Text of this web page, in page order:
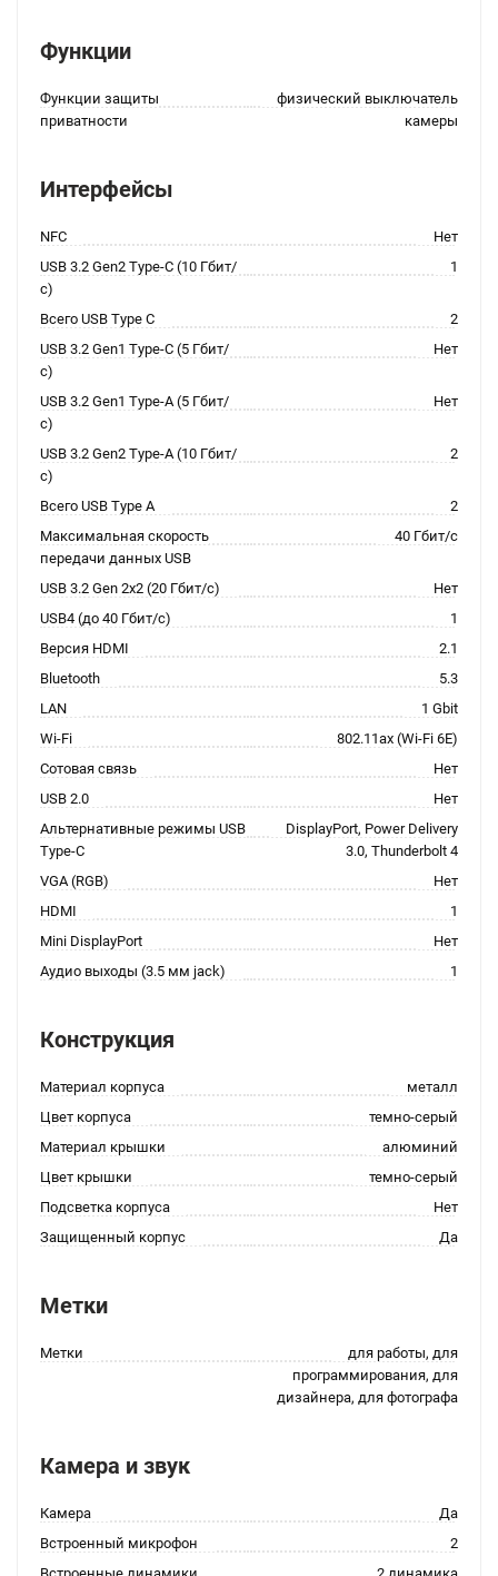
Функции
Функции защиты
приватности
физический выключатель
камеры
Интерфейсы
NFC
Нет
USB 3.2 Gen2 Type-C (10 Гбит/
с)
1
Всего USB Type C
2
USB 3.2 Gen1 Type-C (5 Гбит/
с)
Нет
USB 3.2 Gen1 Type-A (5 Гбит/
с)
Нет
USB 3.2 Gen2 Type-A (10 Гбит/
с)
2
Всего USB Type A
2
Максимальная скорость
передачи данных USB
40 Гбит/с
USB 3.2 Gen 2x2 (20 Гбит/с)
Нет
USB4 (до 40 Гбит/с)
1
Версия HDMI
2.1
Bluetooth
5.3
LAN
1 Gbit
Wi-Fi
802.11ax (Wi-Fi 6E)
Сотовая связь
Нет
USB 2.0
Нет
Альтернативные режимы USB
Type-C
DisplayPort, Power Delivery
3.0, Thunderbolt 4
VGA (RGB)
Нет
HDMI
1
Mini DisplayPort
Нет
Аудио выходы (3.5 мм jack)
1
Конструкция
Материал корпуса
металл
Цвет корпуса
темно-серый
Материал крышки
алюминий
Цвет крышки
темно-серый
Подсветка корпуса
Нет
Защищенный корпус
Да
Метки
Метки
для работы, для
программирования, для
дизайнера, для фотографа
Камера и звук
Камера
Да
Встроенный микрофон
2